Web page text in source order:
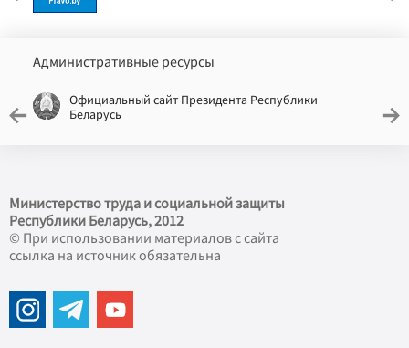
Административные ресурсы
Официальный сайт Президента Республики
Беларусь
Министерство труда и социальной защиты
Республики Беларусь, 2012
© При использовании материалов с сайта
ссылка на источник обязательна